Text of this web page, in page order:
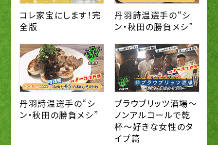
コレ家宝にします！完
全版
丹羽詩温選手の“シ
ン・秋田の勝負メシ”
丹羽詩温選手の“シ
ン・秋田の勝負メシ”
ブラウブリッツ酒場～
ノンアルコールで乾
杯～好きな女性のタ
イプ篇